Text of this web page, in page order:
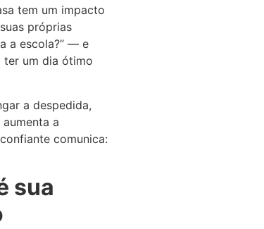
tem um impacto
próprias
a escola?” — e
ter um dia ótimo
a despedida,
a
comunica:
sua